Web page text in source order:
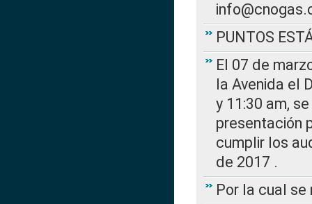
PUNTOS
El 07 de
la Avenida el
y 11:30 am,
presentación
cumplir los
de 2017 .
Por la cual se